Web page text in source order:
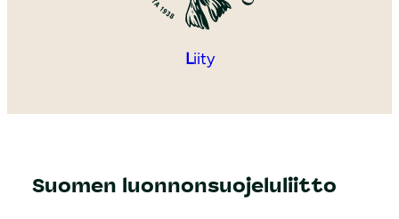
Liity
Suomen luonnonsuojeluliitto